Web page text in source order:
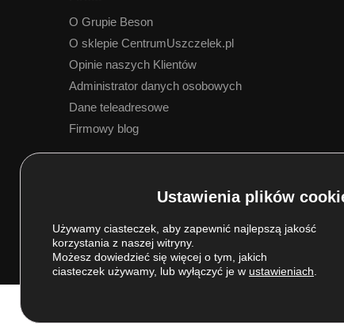
O Grupie Beson
O sklepie CentrumUszczelek.pl
Opinie naszych Klientów
Administrator danych osobowych
Dane teleadresowe
Firmowy blog
Na podstawie 173 opinii z całego okresu
Używamy ciasteczek, aby zapewnić najlepszą jakość
korzystania z naszej witryny.
Możesz dowiedzieć się więcej o tym, jakich
ciasteczek używamy, lub wyłączyć je w ustawieniach